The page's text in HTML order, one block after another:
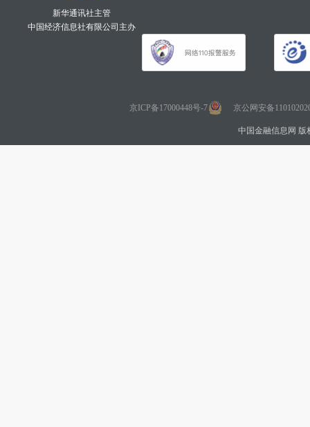
新华通讯社主管
中国经济信息社有限公司主办
京ICP备17000448号-7 京公网安备
中国金融信息网 版